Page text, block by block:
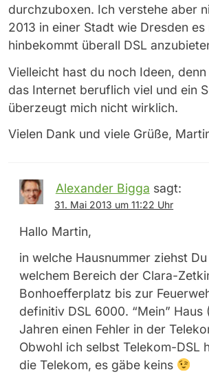
durchzuboxen. Ich verstehe aber
2013 in einer Stadt wie Dresden es
hinbekommt überall DSL
Vielleicht hast du noch Ideen,
das Internet beruflich viel und ein
überzeugt mich nicht wirklich.
Vielen Dank und viele Grüße,
Alexander Bigga sagt:
31. Mai 2013 um 11:22 Uhr
Hallo Martin,
in welche Hausnummer ziehst
welchem Bereich der Clara-
Bonhoefferplatz bis zur
definitiv DSL 6000. “Mein” Haus
Jahren einen Fehler in der
Obwohl ich selbst Telekom-DSL
die Telekom, es gäbe keins